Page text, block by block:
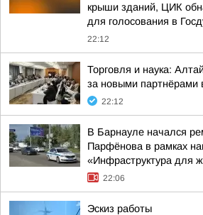
крыши зданий, ЦИК
для голосования в
22:12
Торговля и наука:
за новыми партнёрами
22:12
В Барнауле начался
Парфёнова в рамках
«Инфраструктура для
22:06
Эскиз работы